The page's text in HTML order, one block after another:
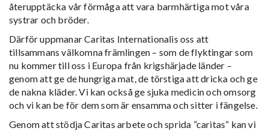
återupptäcka vår förmåga att vara barmhärtiga mot våra
systrar och bröder.
Därför uppmanar Caritas Internationalis oss att
tillsammans välkomna främlingen – som de flyktingar som
nu kommer till oss i Europa från krigshärjade länder –
genom att ge de hungriga mat, de törstiga att dricka och ge
de nakna kläder. Vi kan också ge sjuka medicin och omsorg
och vi kan be för dem som är ensamma och sitter i fängelse.
Genom att stödja Caritas arbete och sprida ”caritas” kan vi